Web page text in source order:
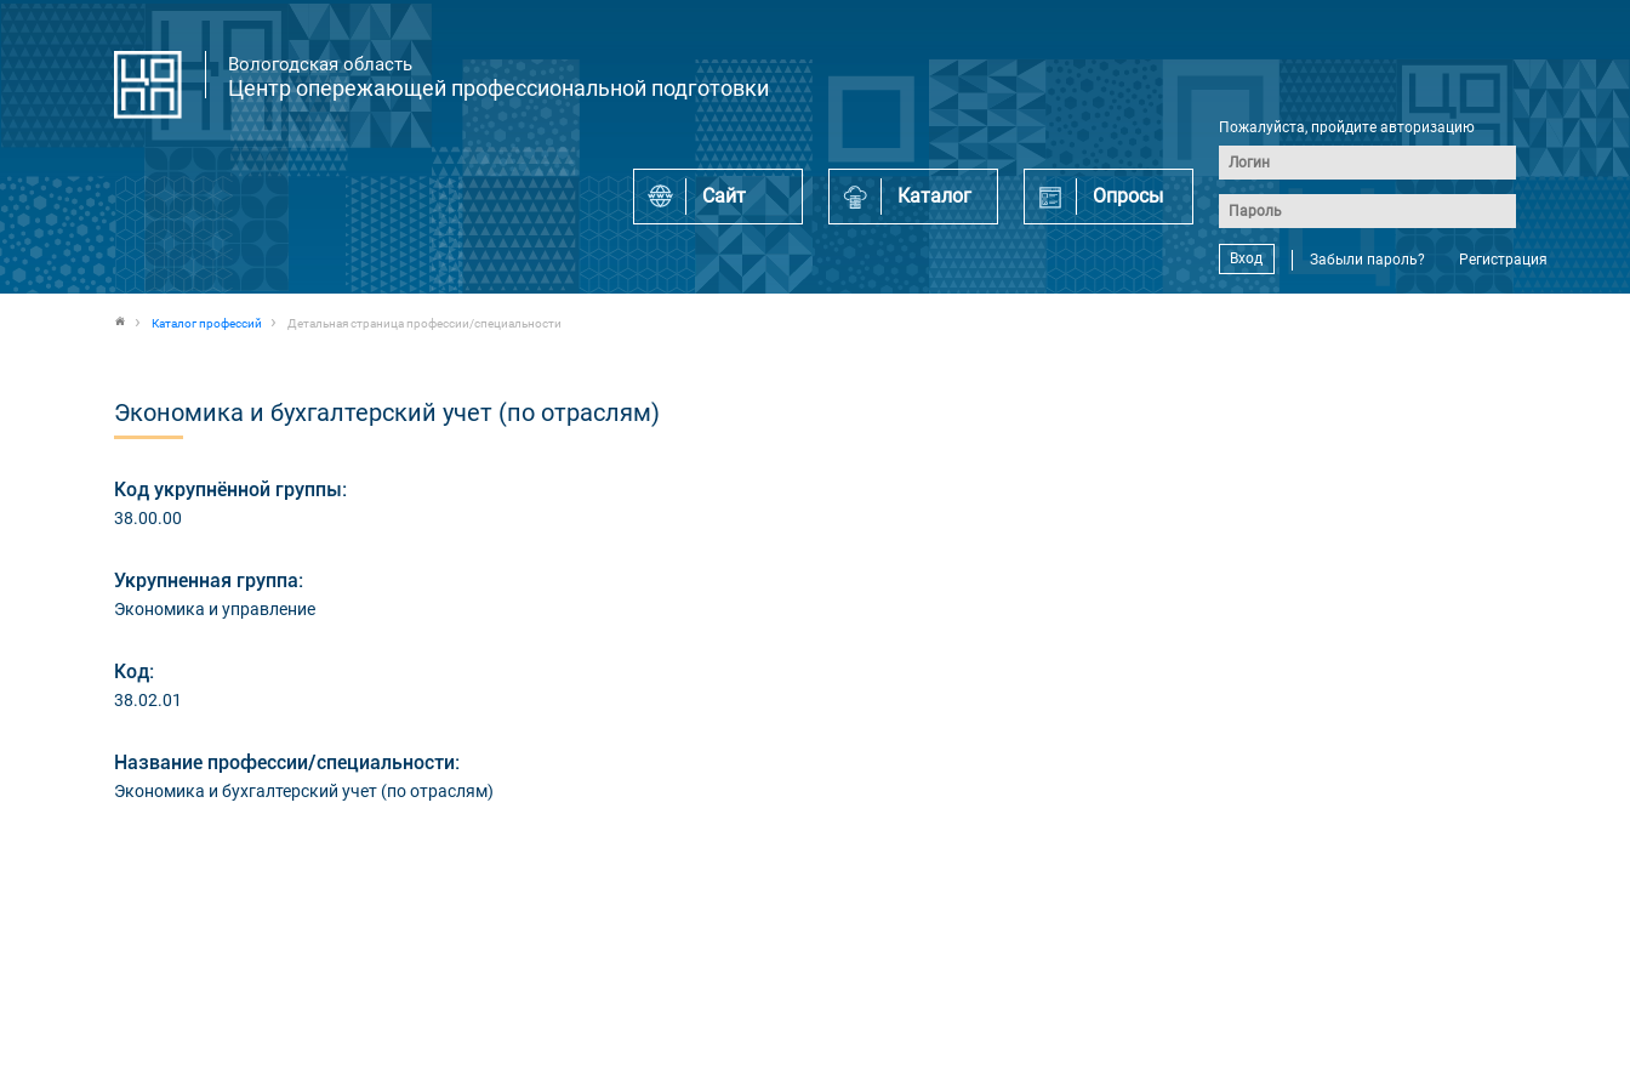
Вологодская область
Центр опережающей профессиональной подготовки
Сайт Каталог Опросы
Пожалуйста, пройдите авторизацию
Вход Забыли пароль? Регистрация
Каталог профессий Детальная страница профессии/специальности
Экономика и бухгалтерский учет (по отраслям)
Код укрупнённой группы:
38.00.00
Укрупненная группа:
Экономика и управление
Код:
38.02.01
Название профессии/специальности:
Экономика и бухгалтерский учет (по отраслям)